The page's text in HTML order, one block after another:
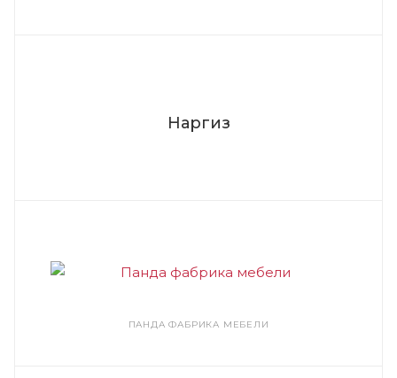
Наргиз
ПАНДА ФАБРИКА МЕБЕЛИ